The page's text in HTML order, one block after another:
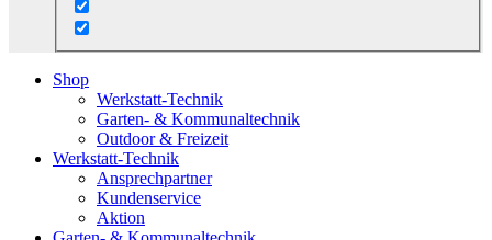
Shop
Werkstatt-Technik
Garten- & Kommunaltechnik
Outdoor & Freizeit
Werkstatt-Technik
Ansprechpartner
Kundenservice
Aktion